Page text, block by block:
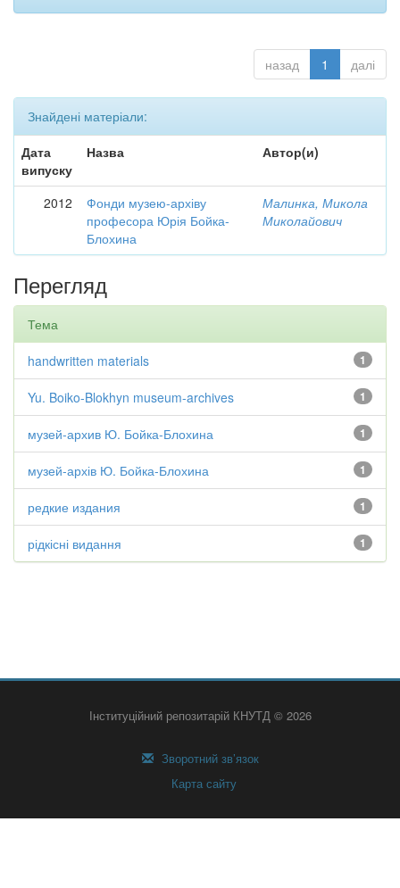
назад 1 далі
Знайдені матеріали:
Дата
випуску
Назва Автор(и)
2012
Фонди музею-архіву
професора Юрія Бойка-
Блохина
Малинка, Микола
Миколайович
Перегляд
Тема
1
handwritten materials
1
Yu. Boiko-Blokhyn museum-archives
1
музей-архив Ю. Бойка-Блохина
1
музей-архів Ю. Бойка-Блохина
1
редкие издания
1
рідкісні видання
Інституційний репозитарій КНУТД © 2026
Зворотний зв’язок
Карта сайту